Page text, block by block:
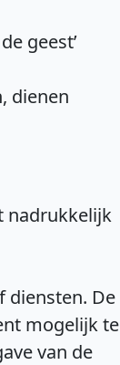
geest’
dienen
nadrukkelijk
diensten. De
mogelijk te
van de